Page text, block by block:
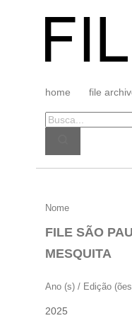
FILE
FESTIVAL
home file
FILE
SÃO
PAULO
2025
–
SBT
Nome
FILE SÃO
MESQUITA
Ano (s) / Edição
2025